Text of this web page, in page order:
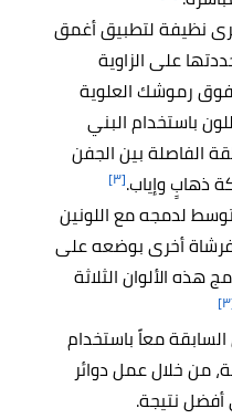
نظيفة لتطبيق أغمق
على الزاوية
رموشك العلوية
باستخدام البني
الفاصلة بين الجفن
ذهابٍ وإياب.[٣]
لدمجه مع اللونين
فرشاة أخرى بوضعه على
هذه الألوان الثلاثة
معاً باستخدام
من خلال عمل دوائر
نتيجة.